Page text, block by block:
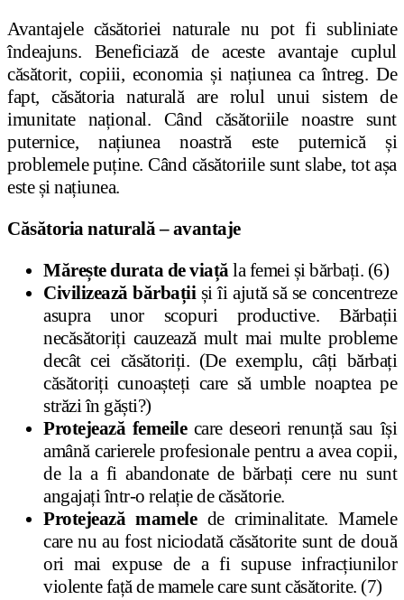
Avantajele căsătoriei naturale nu pot fi subliniate
îndeajuns. Beneficiază de aceste avantaje cuplul
căsătorit, copiii, economia și națiunea ca întreg. De
fapt, căsătoria naturală are rolul unui sistem de
imunitate național. Când căsătoriile noastre sunt
puternice, națiunea noastră este puternică și
problemele puține. Când căsătoriile sunt slabe, tot așa
este și națiunea.
Căsătoria naturală – avantaje
Mărește durata de viațăla femei și bărbați. (6)
Civilizează bărbațiiși îi ajută să se concentreze
asupra unor scopuri productive. Bărbații
necăsătoriți cauzează mult mai multe probleme
decât cei căsătoriți. (De exemplu, câți bărbați
căsătoriți cunoașteți care să umble noaptea pe
străzi în găști?)
Protejează femeilecare deseori renunță sau își
amână carierele profesionale pentru a avea copii,
de la a fi abandonate de bărbați cere nu sunt
angajați într-o relație de căsătorie.
Protejează mamele de criminalitate. Mamele
care nu au fost niciodată căsătorite sunt de două
ori mai expuse de a fi supuse infracțiunilor
violente față de mamele care sunt căsătorite. (7)